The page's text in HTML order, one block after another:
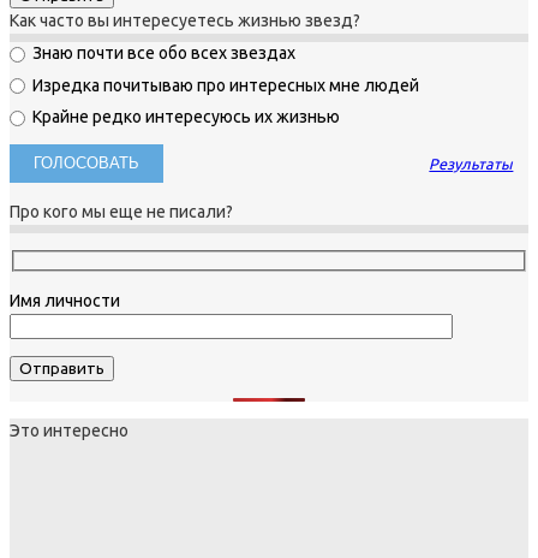
Как часто вы интересуетесь жизнью звезд?
Знаю почти все обо всех звездах
Изредка почитываю про интересных мне людей
Крайне редко интересуюсь их жизнью
Результаты
Про кого мы еще не писали?
Имя личности
Это интересно